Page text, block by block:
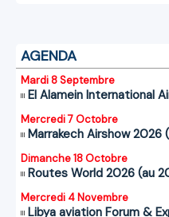
AGENDA
Mardi 8 Septembre
El Alamein International
Mercredi 7 Octobre
Marrakech Airshow 2026
Dimanche 18 Octobre
Routes World 2026 (au
Mercredi 4 Novembre
Libya aviation Forum &